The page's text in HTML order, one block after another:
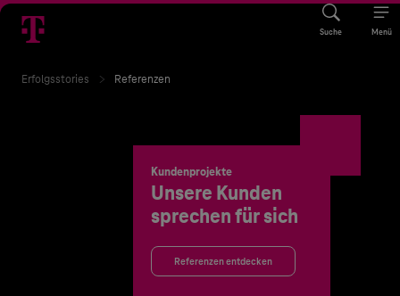
Suche Menü
Erfolgsstories Referenzen
Kundenprojekte
Unsere Kunden
sprechen für sich
Referenzen entdecken